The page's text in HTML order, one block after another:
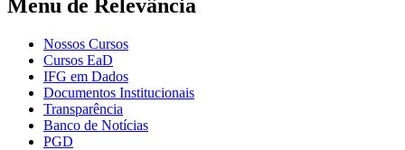
Menu de Relevância
Nossos Cursos
Cursos EaD
IFG em Dados
Documentos Institucionais
Transparência
Banco de Notícias
PGD